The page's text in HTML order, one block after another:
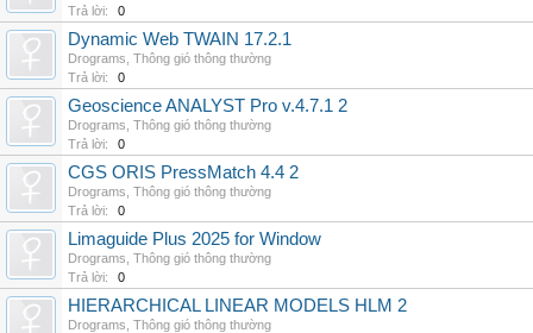
Trả lời:
0
Dynamic Web TWAIN 17.2.1
Drograms Thông gió thông thường
Trả lời:
0
Geoscience ANALYST Pro v.4.7.1 2
Drograms Thông gió thông thường
Trả lời:
0
CGS ORIS PressMatch 4.4 2
Drograms Thông gió thông thường
Trả lời:
0
Limaguide Plus 2025 for Window
Drograms Thông gió thông thường
Trả lời:
0
HIERARCHICAL LINEAR MODELS HLM 2
Drograms Thông gió thông thường